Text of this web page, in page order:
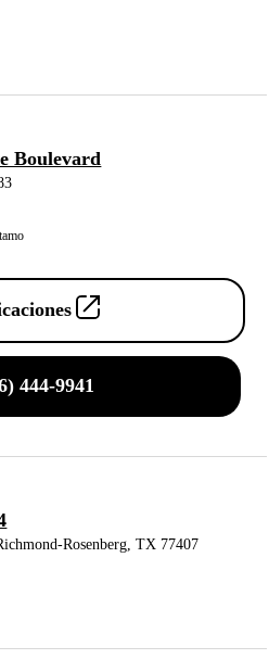
Boulevard
444-9941
Rosenberg, TX 77407